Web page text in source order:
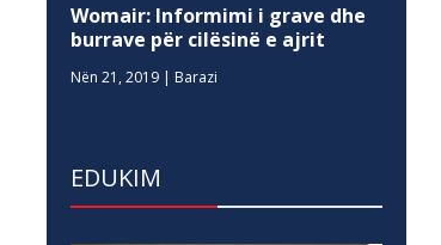
Womair: Informimi i grave dhe
burrave për cilësinë e ajrit
Nën 21, 2019 | Barazi
EDUKIM